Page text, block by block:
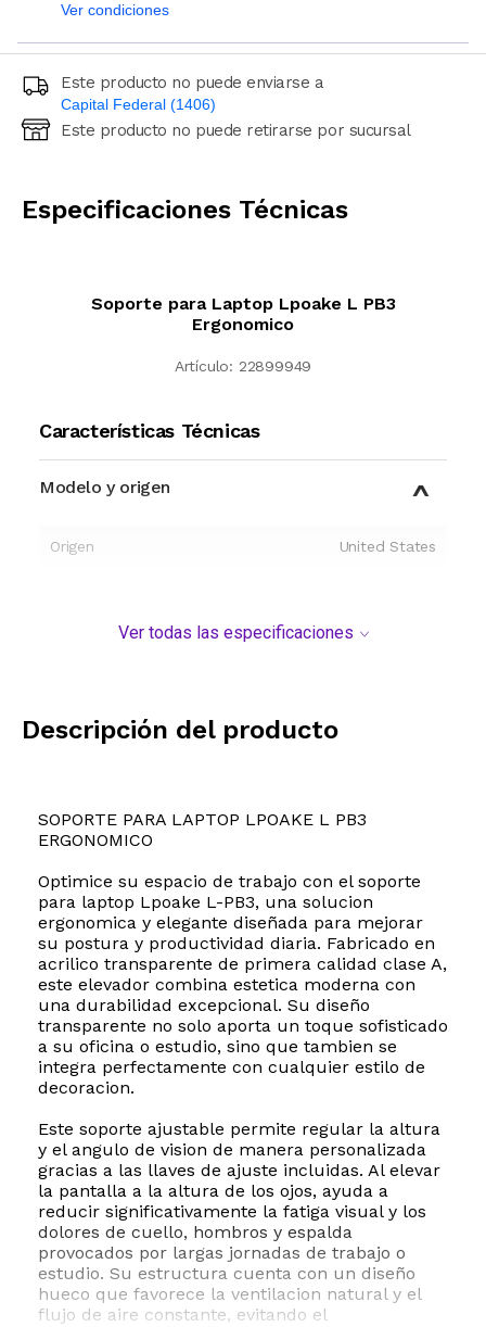
Ver condiciones
Este producto no puede enviarse a
Capital Federal (1406)
Ingresá código postal (sólo números)
Este producto no puede retirarse por sucursal
Especificaciones Técnicas
Soporte para Laptop Lpoake L PB3
Ergonomico
Artículo: 22899949
Características Técnicas
Modelo y origen
Origen United States
Ver todas las especificaciones
Descripción del producto
SOPORTE PARA LAPTOP LPOAKE L PB3
ERGONOMICO
Optimice su espacio de trabajo con el soporte
para laptop Lpoake L-PB3, una solucion
ergonomica y elegante diseñada para mejorar
su postura y productividad diaria. Fabricado en
acrilico transparente de primera calidad clase A,
este elevador combina estetica moderna con
una durabilidad excepcional. Su diseño
transparente no solo aporta un toque sofisticado
a su oficina o estudio, sino que tambien se
integra perfectamente con cualquier estilo de
decoracion.
Este soporte ajustable permite regular la altura
y el angulo de vision de manera personalizada
gracias a las llaves de ajuste incluidas. Al elevar
la pantalla a la altura de los ojos, ayuda a
reducir significativamente la fatiga visual y los
dolores de cuello, hombros y espalda
provocados por largas jornadas de trabajo o
estudio. Su estructura cuenta con un diseño
hueco que favorece la ventilacion natural y el
flujo de aire constante, evitando el